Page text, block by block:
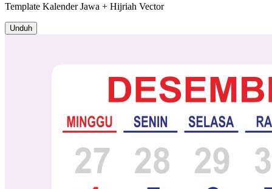
Template Kalender Jawa + Hijriah Vector
Unduh